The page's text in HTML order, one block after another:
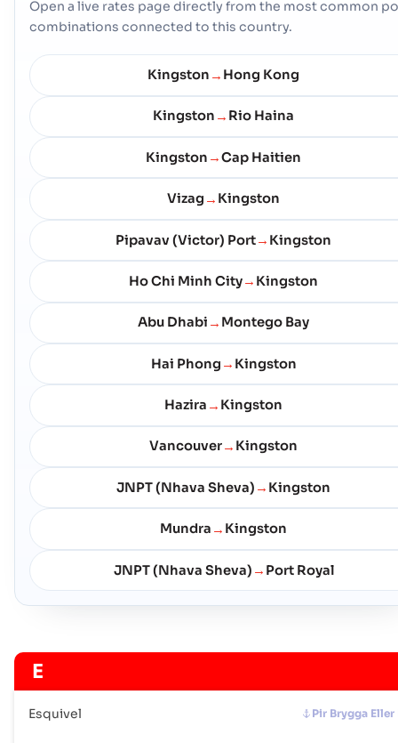
Open a live rates page directly from the most common
combinations connected to this country.
Kingston → Hong Kong
Kingston → Rio Haina
Kingston →Cap Haitien
Vizag → Kingston
Pipavav (Victor) Port→ Kingston
Ho Chi Minh City→ Kingston
Abu Dhabi → Montego Bay
Hai Phong → Kingston
Hazira → Kingston
Vancouver→ Kingston
JNPT (Nhava Sheva) → Kingston
Mundra → Kingston
JNPT (Nhava Sheva) → Port Royal
E
Esquivel Pir Brygga Eller